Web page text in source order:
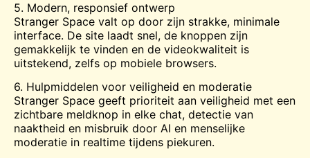
5. Modern, responsief ontwerp
Stranger Space valt op door zijn strakke, minimale
interface. De site laadt snel, de knoppen zijn
gemakkelijk te vinden en de videokwaliteit is
uitstekend, zelfs op mobiele browsers.
6. Hulpmiddelen voor veiligheid en moderatie
Stranger Space geeft prioriteit aan veiligheid met een
zichtbare meldknop in elke chat, detectie van
naaktheid en misbruik door AI en menselijke
moderatie in realtime tijdens piekuren.